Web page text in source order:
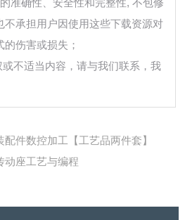
准确性、安全性和完整性, 不包修
不承担用户因使用这些下载资源对
伤害或损失；
不适当内容，请与我们联系，我
配件数控加工【工艺品两件套】
动座工艺与编程